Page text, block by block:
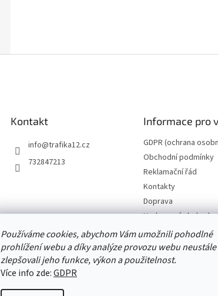
Používáme cookies, abychom Vám umožnili pohodlné
prohlížení webu a díky analýze provozu webu neustále
zlepšovali jeho funkce, výkon a použitelnost.
Více info zde:GDPR
Kontakt
info@trafika12.cz
732847213
Informace pro
GDPR (ochrana
Obchodní podmínky
Reklamační řád
Kontakty
Doprava
Hodnocení obchodu
Slevový program
Moje objednávka